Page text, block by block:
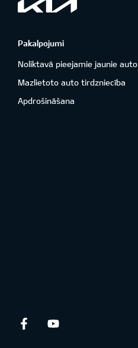
Pakalpojumi
Noliktavā pieejamie jaunie auto
Mazlietoto auto tirdzniecība
Apdrošināšana
Facebook